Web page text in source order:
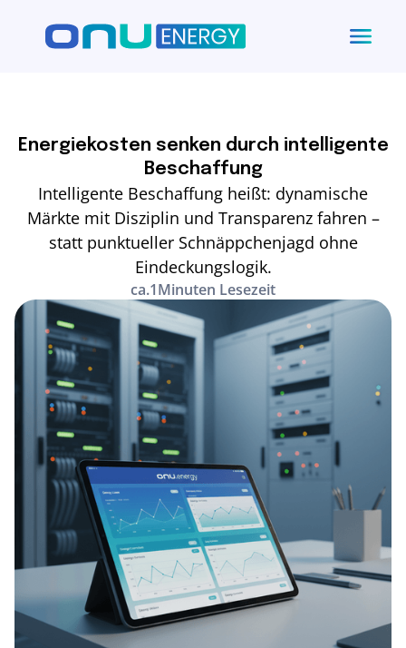
Energiekosten senken durch intelligente
Beschaffung
Intelligente Beschaffung heißt: dynamische
Märkte mit Disziplin und Transparenz fahren –
statt punktueller Schnäppchenjagd ohne
Eindeckungslogik.
ca.1Minuten Lesezeit